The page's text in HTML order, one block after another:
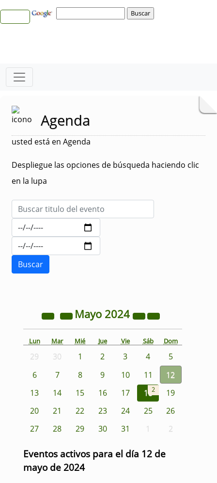
Agenda
usted está en Agenda
Despliegue las opciones de búsqueda haciendo clic
en la lupa
Mayo 2024
Lun Mar Mié Jue Vie Sáb Dom
29 30 1 2 3 4
5
6
7 8 9 10 11
12
13
14 15 16 17 182
19
20
21 22 23 24 25
26
27
28 29 30 31 1 2
Eventos activos para el día 12 de
mayo de 2024